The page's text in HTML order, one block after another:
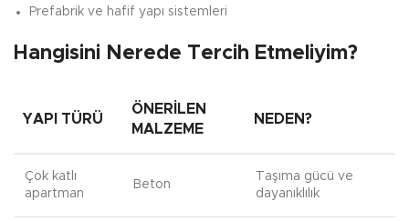
Prefabrik ve hafif yapı sistemleri
Hangisini Nerede Tercih Etmeliyim?
YAPI TÜRÜ
ÖNERILEN
MALZEME
NEDEN?
Çok katlı
apartman
Beton
Taşıma gücü ve
dayanıklılık